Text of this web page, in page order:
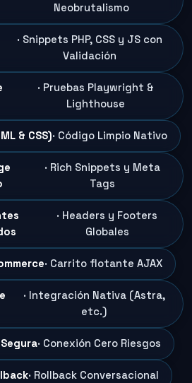
Neobrutalismo
· Snippets PHP, CSS y JS con
Validación
· Pruebas Playwright &
Lighthouse
& CSS)· Código Limpio Nativo
· Rich Snippets y Meta
Tags
· Headers y Footers
Globales
· Carrito flotante AJAX
· Integración Nativa (Astra,
etc.)
· Conexión Cero Riesgos
· Rollback Conversacional